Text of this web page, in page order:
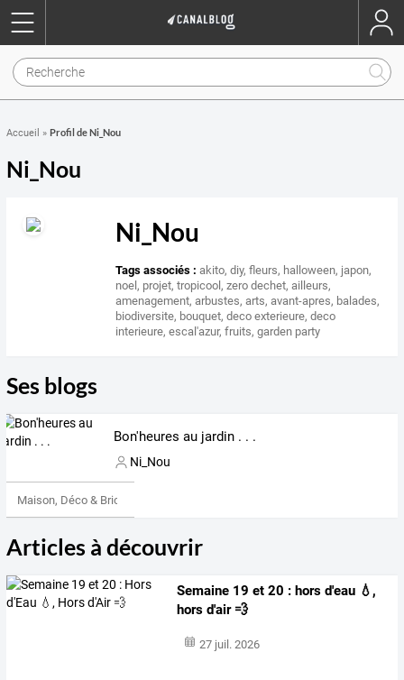
Accueil » Profil de Ni_Nou
Ni_Nou
Ni_Nou
Tags associés : akito,diy,fleurs, halloween, japon,
noel, projet,tropicool,zero dechet,ailleurs,
amenagement,arbustes,arts,avant-apres, balades,
biodiversite, bouquet,deco exterieure,deco
interieure,escal'azur,fruits,garden party
Ses blogs
Bon'heures au jardin . . .
Ni_Nou
Maison, Déco & Bricolage
Articles à découvrir
Semaine 19 et 20 : hors d'eau 💧,
hors d'air 💨
27 juil. 2026